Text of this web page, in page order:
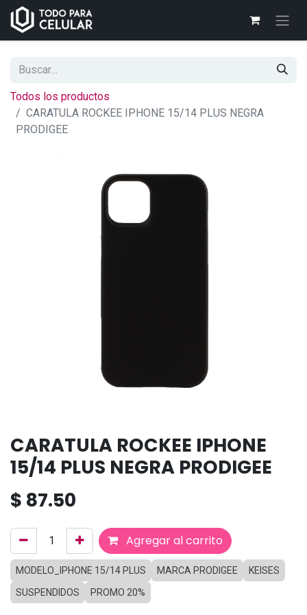
Todos los productos
CARATULA ROCKEE IPHONE 15/14 PLUS NEGRA
PRODIGEE
CARATULA ROCKEE IPHONE
15/14 PLUS NEGRA PRODIGEE
$ 87.50
Agregar al carrito
MODELO_IPHONE 15/14 PLUS MARCA PRODIGEE
KEISES
SUSPENDIDOS
PROMO 20%